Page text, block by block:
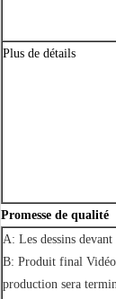
Plus de détails
Promesse de qualité
A: Les dessins
B: Produit final
production sera